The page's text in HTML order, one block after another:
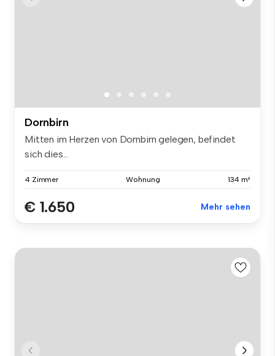
Dornbirn
Mitten im Herzen von Dornbirn gelegen, befindet
sich dies...
4 Zimmer Wohnung 134 m²
€ 1.650 Mehr sehen